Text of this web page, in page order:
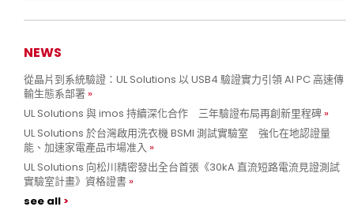
NEWS
從晶片到系統驗證：UL Solutions 以 USB4 驗證實力引領 AI PC 高速傳
輸生態系部署
UL Solutions 與 imos 持續深化合作 三年驗證布局再創新里程碑
UL Solutions 於台灣啟用洗衣機 BSMI 測試實驗室 強化在地認證量
能、加速家電產品市場准入
UL Solutions 向松川精密發出全台首張《30kA 直流短路電流見證測試
實驗室計畫》資格證書
see all